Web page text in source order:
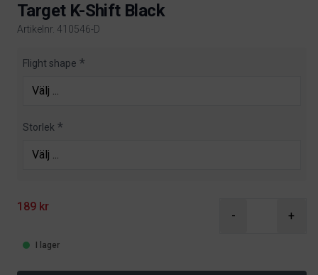
Target K-Shift Black
Artikelnr. 410546-D
Product information
Flight shape
Storlek
189 kr
- +
I lager